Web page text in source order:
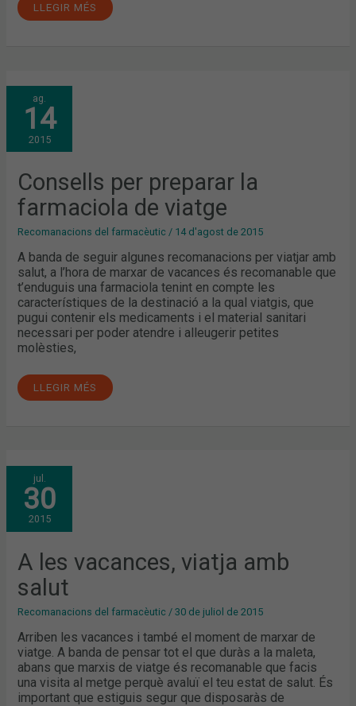
LLEGIR MÉS
ag.
14
2015
Consells per preparar la
farmaciola de viatge
Recomanacions del farmacèutic / 14 d'agost de 2015
A banda de seguir algunes recomanacions per viatjar amb
salut, a l’hora de marxar de vacances és recomanable que
t’enduguis una farmaciola tenint en compte les
característiques de la destinació a la qual viatgis, que
pugui contenir els medicaments i el material sanitari
necessari per poder atendre i alleugerir petites
molèsties,
CONSELLS
PER
PREPARAR
LA
FARMACIOLA
DE
VIATGE
LLEGIR MÉS
jul.
30
2015
A les vacances, viatja amb
salut
Recomanacions del farmacèutic /30 de juliol de 2015
Arriben les vacances i també el moment de marxar de
viatge. A banda de pensar tot el que duràs a la maleta,
abans que marxis de viatge és recomanable que facis
una visita al metge perquè avaluï el teu estat de salut. És
important que estiguis segur que disposaràs de
A
LES
VACANCES,
VIATJA
AMB
SALUT